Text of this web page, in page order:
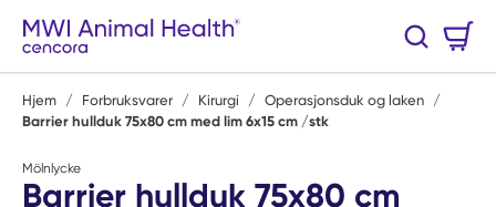
Hopp til hovedinnhold
Søk
Hjem / Forbruksvarer / Kirurgi / Operasjonsduk og laken /
Barrier hullduk 75x80 cm med lim 6x15 cm /stk
Mölnlycke
Barrier hullduk 75x80 cm